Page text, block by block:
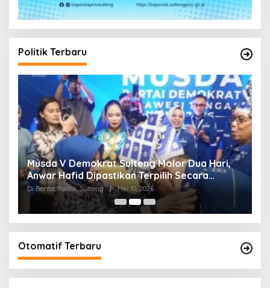
Politik Terbaru
Musda V Demokrat Sulteng Molor Dua Hari,
Anwar Hafid Dipastikan Terpilih Secara
Aklamasi
Di Berita, Politik, Sulteng | Mei 10, 2026
Otomatif Terbaru